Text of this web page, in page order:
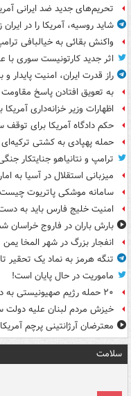
تحریم‌های جدید ضد ایرانی
شاید روسیه، آمریکا را در
واکنش بقائی به خیالبافی
اثر جدید کارتونیست سوری با
راز قدرت ایران، امنیت پایدار
به تعویق افتادن پاسخ
اظهارات وزیر خزانه‌داری
حکم دادگاه آمریکا برای
حمله پهپادی به کشتی
ترامپ و نتانیاهو جنایتکار
میزبانی استقلال در آسیا به
سامانه موشکی پاتریوت چیست
امنیت خلیج فارس باید به
بارش باران در فاروج خراسان
انفجار بزرگ در شهر المخا یمن
تنگه هرمز به نماد یک تحقیر
ماموریت در حال پایان است!
۲۰ حمله رژیم صهیونیستی به درعا و قنیطره در یک هفته
خیزش مردم لبنان علیه دولت
معترضان آرژانتینی پرچم
سلامت